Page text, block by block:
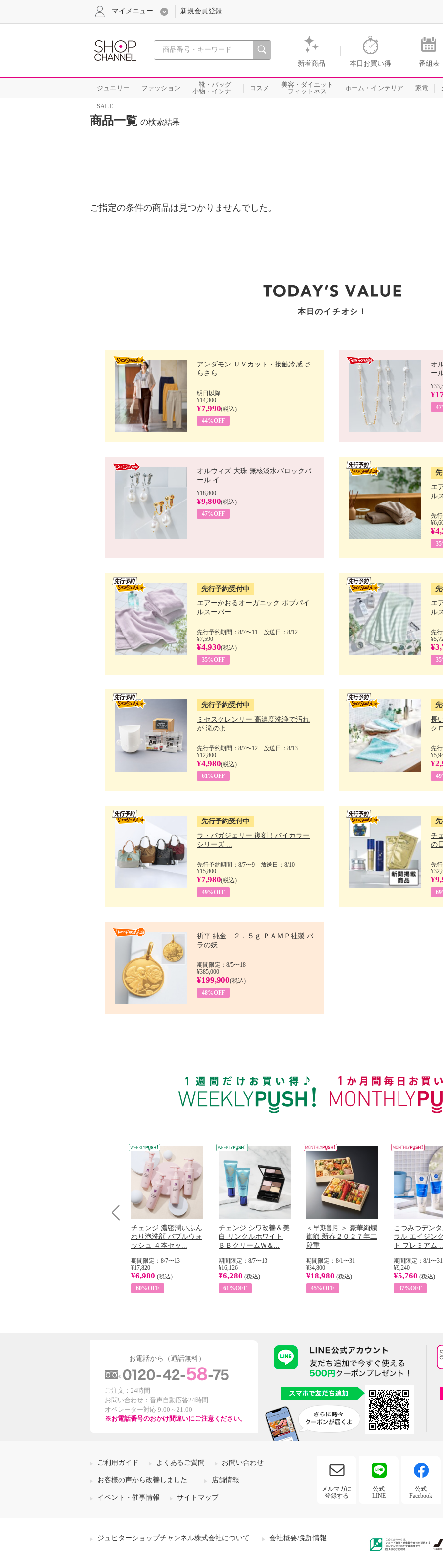
心おどる、瞬間を。通販・テレビショッピングのショップチャンネル
新着商品 本日お買い得 番組表
マイメニュー 新規会員登録
ジュエリー ファッション
靴・バッグ
小物・インナー
コスメ
美容・ダイエット
フィットネス
ホーム・インテリア 家電
SALE
商品一覧 の検索結果
ご指定の条件の商品は見つかりませんでした。
本日のイチオシ！
アンダモン ＵＶカット・接触冷感 さ
らさら！...
明日以降
¥14,300
¥7,990(税込)
44%OFF
オ
ー
オルウィズ 大珠 無核淡水バロックパ
ール イ...
¥18,800
¥9,800(税込)
47%OFF
エ
ル
先
先行予約受付中
エアーかおるオーガニック ボブパイ
ルスーパー...
先行予約期間：8/7〜11 放送日：8/12
¥7,590
¥4,930(税込)
35%OFF
エ
ル
先
先行予約受付中
ミセスクレンリー 高濃度洗浄で汚れ
が 滝のよ...
先行予約期間：8/7〜12 放送日：8/13
¥12,800
¥4,980(税込)
61%OFF
長
ク
先
先行予約受付中
ラ・バガジェリー 復刻！バイカラー
シリーズ ...
先行予約期間：8/7〜9 放送日：8/10
¥15,800
¥7,980(税込)
49%OFF
チ
の
先
祈平 純金 ２．５ｇ ＰＡＭＰ社製 バ
ラの妖...
期間限定：8/5〜18
¥385,000
¥199,900(税込)
48%OFF
チェンジ 濃密潤いふん
わり泡洗顔 バブルウォ
ッシュ ４本セッ...
期間限定：8/7〜13
¥17,820
¥6,980 (税込)
60%OFF
チェンジ シワ改善＆美
白 リンクルホワイト
ＢＢクリームＷ＆...
期間限定：8/7〜13
¥16,126
¥6,280 (税込)
61%OFF
＜早期割引＞ 豪華絢爛
御節 新春２０２７年二
段重
期間限定：8/1〜31
¥34,800
¥18,980 (税込)
45%OFF
こつみつデン
ラル エイジン
ト プレミアム
期間限定：8/1〜31
¥9,240
¥5,760 (税込)
37%OFF
お電話から（通話無料）
ご注文：24時間
お問い合わせ：音声自動応答24時間
オペレーター対応 9:00～21:00
※お電話番号のおかけ間違いにご注意ください。
ご利用ガイド よくあるご質問 お問い合わせ
お客様の声から改善しました 店舗情報
イベント・催事情報 サイトマップ
メルマガに
登録する
公式
LINE
公式
Facebook
ジュピターショップチャンネル株式会社について 会社概要/免許情報